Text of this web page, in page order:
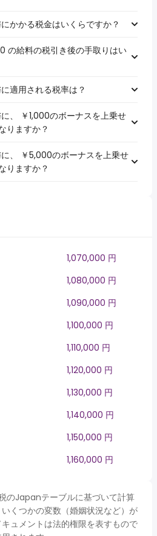
かかる税金はいくらですか？
の給料の税引き後の手取りはい
適用される税率は？
、 ￥1,000のボーナスを上乗せ
りますか？
、 ￥5,000のボーナスを上乗せ
りますか？
1,070,000 円
1,080,000 円
1,090,000 円
1,100,000 円
1,110,000 円
1,120,000 円
1,130,000 円
1,140,000 円
1,150,000 円
1,160,000 円
のJapanテーブルに基づいて計算
くつかの変数（婚姻状況など）が
ュメントは法的権限を表すもので